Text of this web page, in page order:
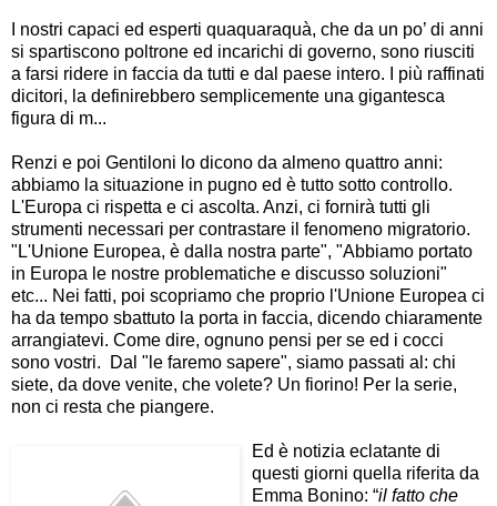
I nostri capaci ed esperti quaquaraquà, che da un po’ di anni
si spartiscono poltrone ed incarichi di governo, sono riusciti
a farsi ridere in faccia da tutti e dal paese intero. I più raffinati
dicitori, la definirebbero semplicemente una gigantesca
figura di m...
Renzi e poi Gentiloni lo dicono da almeno quattro anni:
abbiamo la situazione in pugno ed è tutto sotto controllo.
L'Europa ci rispetta e ci ascolta. Anzi, ci fornirà tutti gli
strumenti necessari per contrastare il fenomeno migratorio.
"L'Unione Europea, è dalla nostra parte", "Abbiamo portato
in Europa le nostre problematiche e discusso soluzioni"
etc... Nei fatti, poi scopriamo che proprio l'Unione Europea ci
ha da tempo sbattuto la porta in faccia, dicendo chiaramente
arrangiatevi. Come dire, ognuno pensi per se ed i cocci
sono vostri. Dal "le faremo sapere", siamo passati al: chi
siete, da dove venite, che volete? Un fiorino! Per la serie,
non ci resta che piangere.
Ed è notizia eclatante di
questi giorni quella riferita da
Emma Bonino: “il fatto che